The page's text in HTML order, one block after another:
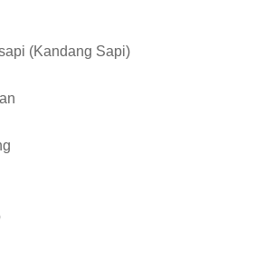
(Kandang Sapi)